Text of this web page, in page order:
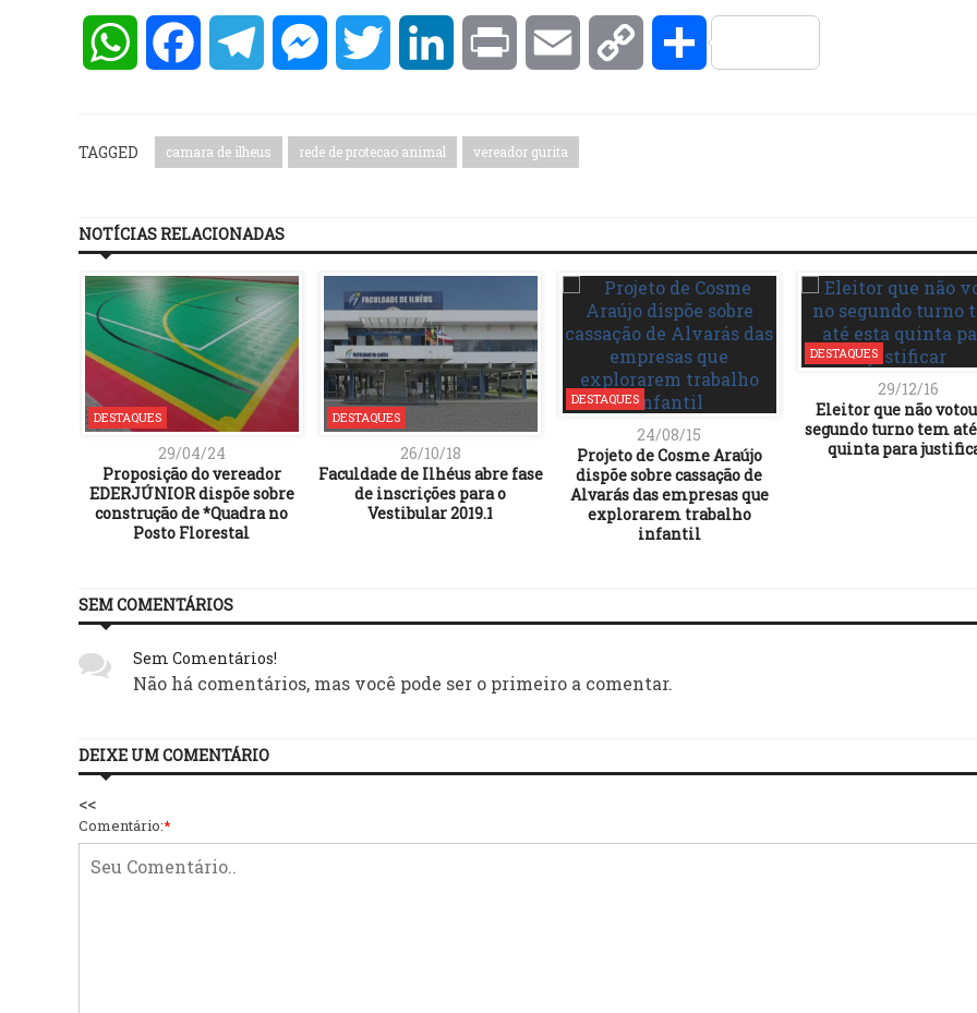
WhatsAppFacebookTelegramMessengerTwitter LinkedInPrint Email Copy Compartilhar
TAGGED camara de ilheus rede de protecao animal vereador gurita
NOTÍCIAS RELACIONADAS
DESTAQUES
29/04/24
Proposição do vereador
EDERJÚNIOR dispõe sobre
construção de *Quadra no
Posto Florestal
DESTAQUES
26/10/18
Faculdade de Ilhéus abre fase
de inscrições para o
Vestibular 2019.1
DESTAQUES
24/08/15
Projeto de Cosme Araújo
dispõe sobre cassação de
Alvarás das empresas que
explorarem trabalho
infantil
DESTAQUES
29/12/16
Eleitor que não
segundo turno tem
quinta para
SEM COMENTÁRIOS
Sem Comentários!
Não há comentários, mas você pode ser o primeiro a comentar.
DEIXE UM COMENTÁRIO
<<
Comentário:*